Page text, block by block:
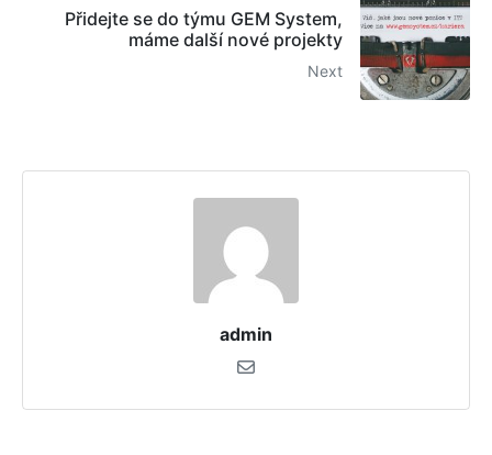
Přidejte se do týmu GEM System,
máme další nové projekty
Next
admin